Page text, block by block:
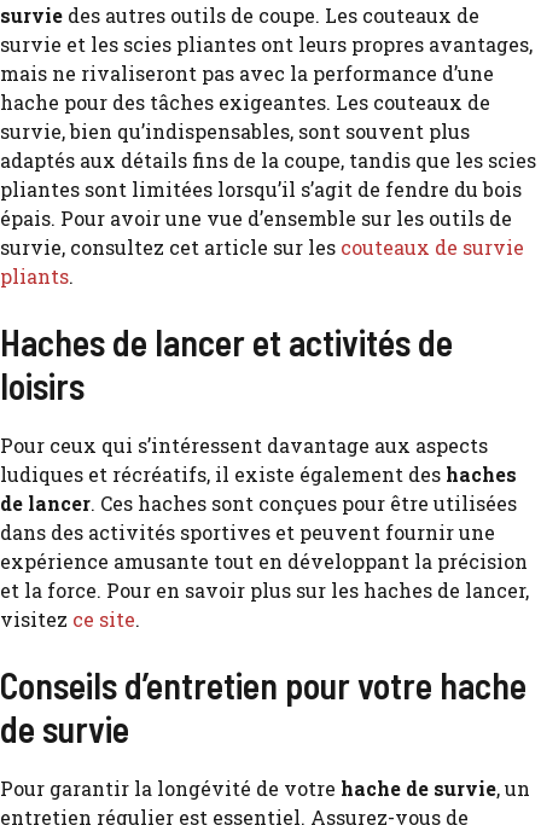
survie des autres outils de coupe. Les couteaux de
survie et les scies pliantes ont leurs propres avantages,
mais ne rivaliseront pas avec la performance d’une
hache pour des tâches exigeantes. Les couteaux de
survie, bien qu’indispensables, sont souvent plus
adaptés aux détails fins de la coupe, tandis que les scies
pliantes sont limitées lorsqu’il s’agit de fendre du bois
épais. Pour avoir une vue d’ensemble sur les outils de
survie, consultez cet article sur les couteaux de survie
pliants.
Haches de lancer et activités de
loisirs
Pour ceux qui s’intéressent davantage aux aspects
ludiques et récréatifs, il existe également des haches
de lancer. Ces haches sont conçues pour être utilisées
dans des activités sportives et peuvent fournir une
expérience amusante tout en développant la précision
et la force. Pour en savoir plus sur les haches de lancer,
visitez ce site.
Conseils d’entretien pour votre hache
de survie
Pour garantir la longévité de votre hache de survie, un
entretien régulier est essentiel. Assurez-vous de